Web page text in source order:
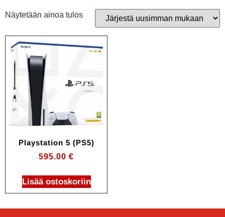
Näytetään ainoa tulos
Playstation 5 (PS5)
595.00 €
Lisää ostoskoriin